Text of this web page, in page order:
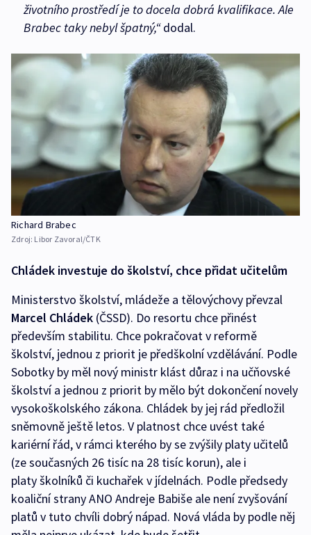
životního prostředí je to docela dobrá kvalifikace. Ale
Brabec taky nebyl špatný,“dodal.
Richard Brabec
Zdroj: Libor Zavoral/ČTK
Chládek investuje do školství, chce přidat učitelům
Ministerstvo školství, mládeže a tělovýchovy převzal
Marcel Chládek (ČSSD). Do resortu chce přinést
především stabilitu. Chce pokračovat v reformě
školství, jednou z priorit je předškolní vzdělávání. Podle
Sobotky by měl nový ministr klást důraz i na učňovské
školství a jednou z priorit by mělo být dokončení novely
vysokoškolského zákona. Chládek by jej rád předložil
sněmovně ještě letos. V platnost chce uvést také
kariérní řád, v rámci kterého by se zvýšily platy učitelů
(ze současných 26 tisíc na 28 tisíc korun), ale i
platy školníků či kuchařek v jídelnách. Podle předsedy
koaliční strany ANO Andreje Babiše ale není zvyšování
platů v tuto chvíli dobrý nápad. Nová vláda by podle něj